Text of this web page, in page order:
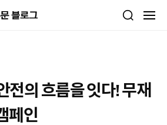
전의 흐름을 잇다! 무재
페인